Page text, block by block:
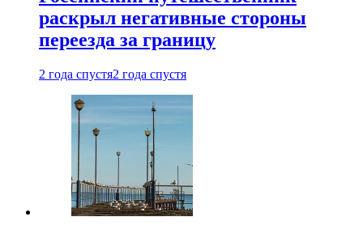
раскрыл негативные стороны
переезда за границу
2 года спустя2 года спустя